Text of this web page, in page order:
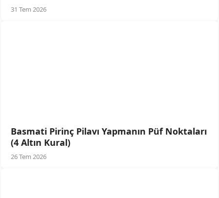
31 Tem 2026
Basmati Pirinç Pilavı Yapmanın Püf Noktaları
(4 Altın Kural)
26 Tem 2026